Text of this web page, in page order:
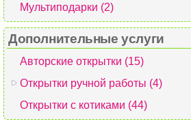
Мультиподарки (2)
Дополнительные услуги
Авторские открытки (15)
Открытки ручной работы (4)
Открытки с котиками (44)